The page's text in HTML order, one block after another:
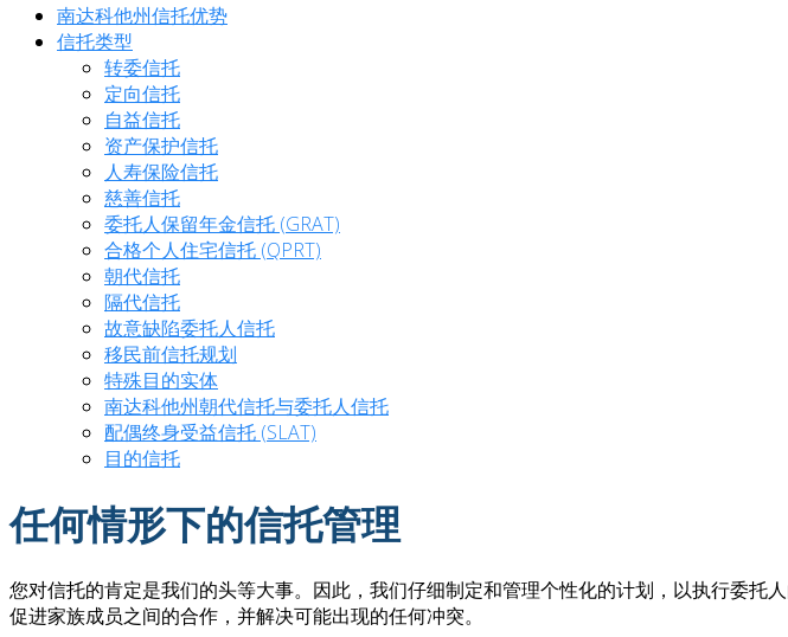
南达科他州信托优势
信托类型
转委信托
定向信托
自益信托
资产保护信托
人寿保险信托
慈善信托
委托人保留年金信托 (GRAT)
合格个人住宅信托 (QPRT)
朝代信托
隔代信托
故意缺陷委托人信托
移民前信托规划
特殊目的实体
南达科他州朝代信托与委托人信托
配偶终身受益信托 (SLAT)
目的信托
任何情形下的信托管理
您对信托的肯定是我们的头等大事。因此，我们仔细制定和管理个性化的计划，以执行委托
促进家族成员之间的合作，并解决可能出现的任何冲突。